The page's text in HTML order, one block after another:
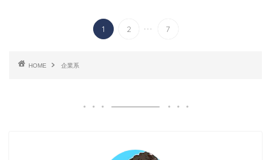
1 2 ... 7
HOME 企業系